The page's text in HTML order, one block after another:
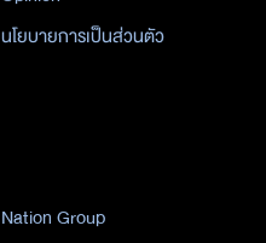
นโยบายการเป็นส่วนตัว
Nation Group